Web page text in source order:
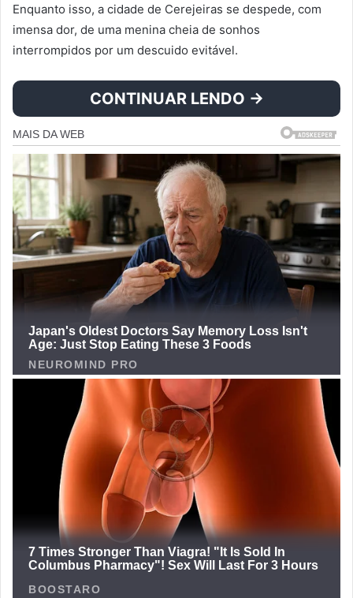
Enquanto isso, a cidade de Cerejeiras se despede, com
imensa dor, de uma menina cheia de sonhos
interrompidos por um descuido evitável.
CONTINUAR LENDO →